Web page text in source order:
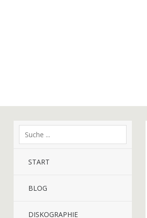
START
BLOG
DISKOGRAPHIE